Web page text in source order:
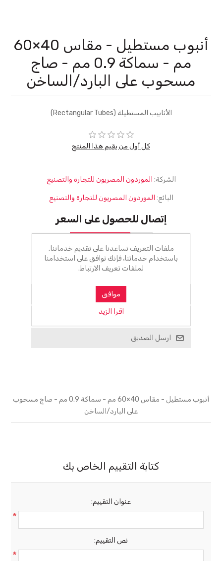
أنبوب مستطيل - مقاس 40×60
مم - سماكة 0.9 مم - صاج
مسحوب على البارد/الساخن
الأنابيب المستطيلة (Rectangular Tubes)
كل أول من يقيم هذا المنتج
الشركة: الموردون المصريون للتجارة والتصنيع
البائع: الموردون المصريون للتجارة والتصنيع
إتصال للحصول على السعر
الرجاء تحديد العنوان الذي تريد شحنه إلى
ارسل الصديق
أنبوب مستطيل - مقاس 40×60 مم - سماكة 0.9 مم - صاج مسحوب
على البارد/الساخن
كتابة التقييم الخاص بك
عنوان التقييم:
*
نص التقييم:
*
ملفات التعريف تساعدنا على تقديم خدماتنا.
باستخدام خدماتنا، فإنك توافق على استخدامنا
لملفات تعريف الارتباط.
موافق
اقرا الزيد